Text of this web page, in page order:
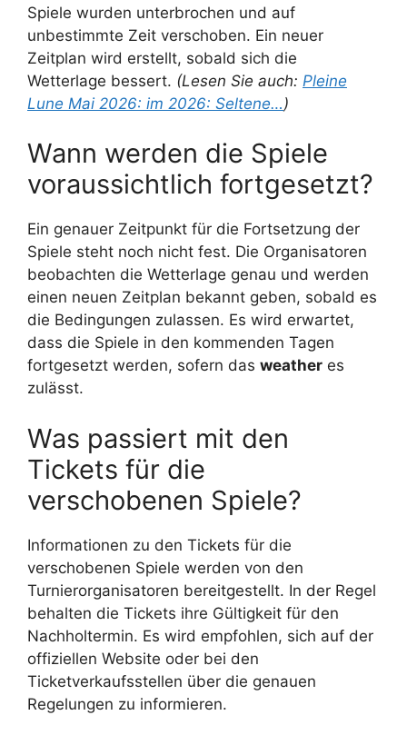
Spiele wurden unterbrochen und auf
unbestimmte Zeit verschoben. Ein neuer
Zeitplan wird erstellt, sobald sich die
Wetterlage bessert. (Lesen Sie auch: Pleine
Lune Mai 2026: im 2026: Seltene…)
Wann werden die Spiele
voraussichtlich fortgesetzt?
Ein genauer Zeitpunkt für die Fortsetzung der
Spiele steht noch nicht fest. Die Organisatoren
beobachten die Wetterlage genau und werden
einen neuen Zeitplan bekannt geben, sobald es
die Bedingungen zulassen. Es wird erwartet,
dass die Spiele in den kommenden Tagen
fortgesetzt werden, sofern das weather es
zulässt.
Was passiert mit den
Tickets für die
verschobenen Spiele?
Informationen zu den Tickets für die
verschobenen Spiele werden von den
Turnierorganisatoren bereitgestellt. In der Regel
behalten die Tickets ihre Gültigkeit für den
Nachholtermin. Es wird empfohlen, sich auf der
offiziellen Website oder bei den
Ticketverkaufsstellen über die genauen
Regelungen zu informieren.